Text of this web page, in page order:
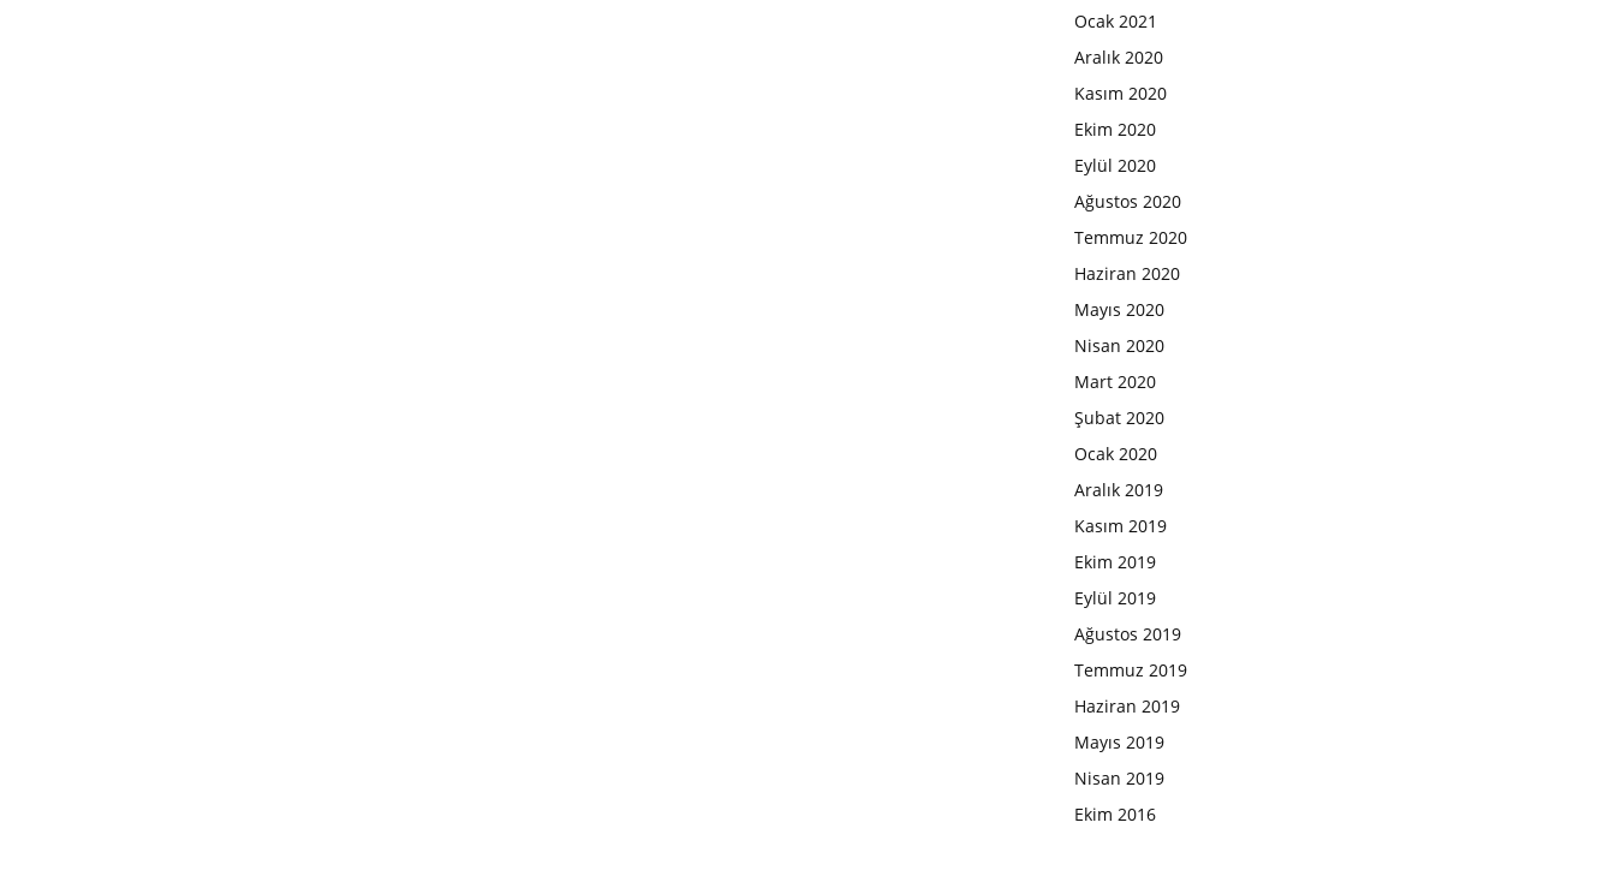
Ocak 2021
Aralık 2020
Kasım 2020
Ekim 2020
Eylül 2020
Ağustos 2020
Temmuz 2020
Haziran 2020
Mayıs 2020
Nisan 2020
Mart 2020
Şubat 2020
Ocak 2020
Aralık 2019
Kasım 2019
Ekim 2019
Eylül 2019
Ağustos 2019
Temmuz 2019
Haziran 2019
Mayıs 2019
Nisan 2019
Ekim 2016